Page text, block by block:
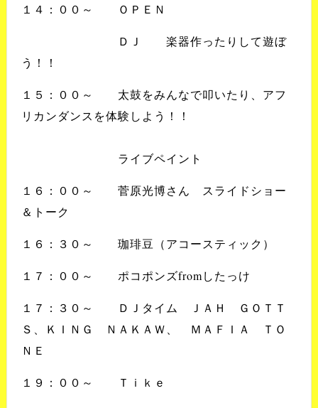
１４：００～ ＯＰＥＮ
ＤＪ 楽器作ったりして遊ぼ
う！！
１５：００～ 太鼓をみんなで叩いたり、アフ
リカンダンスを体験しよう！！
ライブペイント
１６：００～ 菅原光博さん スライドショー
＆トーク
１６：３０～ 珈琲豆（アコースティック）
１７：００～ ポコポンズfromしたっけ
１７：３０～ ＤＪタイム ＪＡＨ ＧＯＴＴ
Ｓ、ＫＩＮＧ ＮＡＫＡＷ、 ＭＡＦＩＡ ＴＯ
ＮＥ
１９：００～ Ｔｉｋｅ